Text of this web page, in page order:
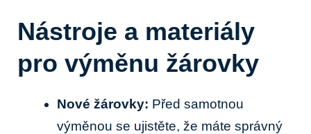
Nástroje a materiály
pro výměnu žárovky
Nové žárovky: Před samotnou
výměnou se ujistěte, že máte správný